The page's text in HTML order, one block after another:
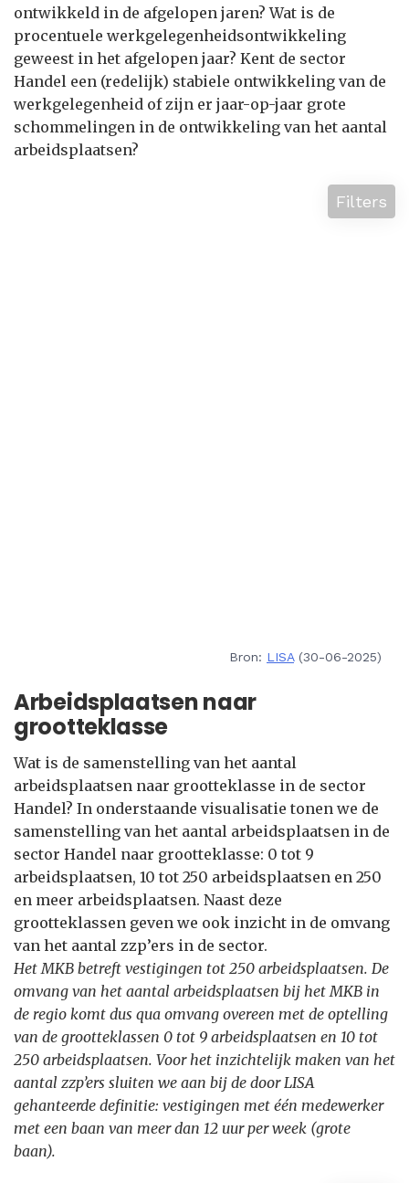
ontwikkeld in de afgelopen jaren? Wat is de
procentuele werkgelegenheidsontwikkeling
geweest in het afgelopen jaar? Kent de sector
Handel een (redelijk) stabiele ontwikkeling van de
werkgelegenheid of zijn er jaar-op-jaar grote
schommelingen in de ontwikkeling van het aantal
arbeidsplaatsen?
Filters
Bron: LISA(30-06-2025)
Arbeidsplaatsen naar
grootteklasse
Wat is de samenstelling van het aantal
arbeidsplaatsen naar grootteklasse in de sector
Handel? In onderstaande visualisatie tonen we de
samenstelling van het aantal arbeidsplaatsen in de
sector Handel naar grootteklasse: 0 tot 9
arbeidsplaatsen, 10 tot 250 arbeidsplaatsen en 250
en meer arbeidsplaatsen. Naast deze
grootteklassen geven we ook inzicht in de omvang
van het aantal zzp’ers in de sector.
Het MKB betreft vestigingen tot 250 arbeidsplaatsen. De
omvang van het aantal arbeidsplaatsen bij het MKB in
de regio komt dus qua omvang overeen met de optelling
van de grootteklassen 0 tot 9 arbeidsplaatsen en 10 tot
250 arbeidsplaatsen. Voor het inzichtelijk maken van het
aantal zzp’ers sluiten we aan bij de door LISA
gehanteerde definitie: vestigingen met één medewerker
met een baan van meer dan 12 uur per week (grote
baan).